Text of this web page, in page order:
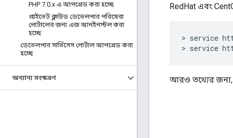
PHP 7.0.x এ আপগ্রেড করা হচ্ছে
প্রাইভেট ক্লাউড ডেভেলপার পরিষেবা
পোর্টালের জন্য এজ আনইনস্টল করা
হচ্ছে
ডেভেলপার সার্ভিসেস পোর্টাল আপগ্রেড করা
হচ্ছে
অন্যান্য সংস্করণ
RedHat এবং
> service
> service
আরও তথ্যের জন্য,